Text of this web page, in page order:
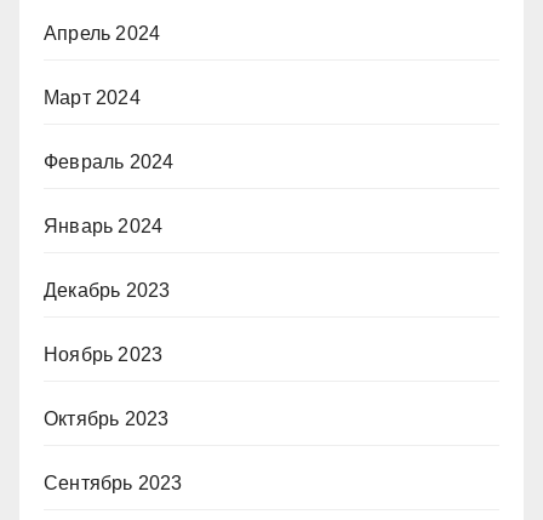
Апрель 2024
Март 2024
Февраль 2024
Январь 2024
Декабрь 2023
Ноябрь 2023
Октябрь 2023
Сентябрь 2023